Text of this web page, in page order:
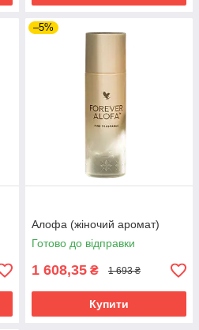
–5%
Алофа (жіночий аромат)
Готово до відправки
1 608,35 ₴ 1 693 ₴
Купити